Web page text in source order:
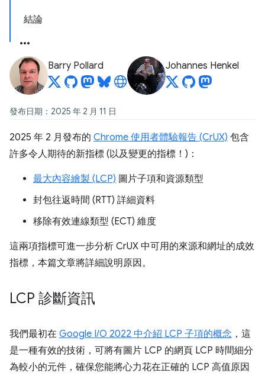
結論
Barry Pollard Johannes Henkel
發布日期：2025 年 2 月 11 日
2025 年 2 月發布的 Chrome 使用者體驗報告 (CrUX) 包含
許多令人期待的新指標 (以及變更的指標！)：
最大內容繪製 (LCP) 圖片子項和資源類型
封包往返時間 (RTT) 詳細資料
移除有效連線類型 (ECT) 維度
這兩項指標可進一步分析 CrUX 中可用的來源和網址的成效
指標，本篇文章將詳細說明原因。
LCP 診斷資訊
我們最初在 Google I/O 2022 中介紹 LCP 子項的概念 ，這
是一種有效的技術，可將有圖片 LCP 的網頁 LCP 時間細分
為較小的元件，確保您能將心力花在正確的 LCP 高值原因